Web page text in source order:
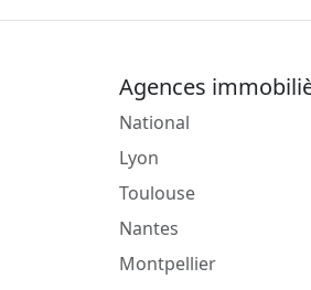
Agences
National
Lyon
Toulouse
Nantes
Montpellier